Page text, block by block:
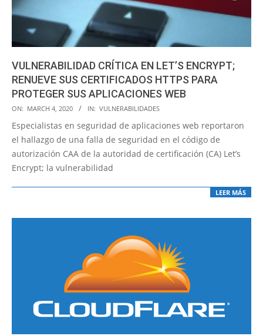
VULNERABILIDAD CRÍTICA EN LET’S ENCRYPT;
RENUEVE SUS CERTIFICADOS HTTPS PARA
PROTEGER SUS APLICACIONES WEB
2020-
03-
04
ON: MARCH 4, 2020 IN: VULNERABILIDADES
Especialistas en seguridad de aplicaciones web reportaron
el hallazgo de una falla de seguridad en el código de
autorización CAA de la autoridad de certificación (CA) Let’s
Encrypt; la vulnerabilidad
LEER MÁS